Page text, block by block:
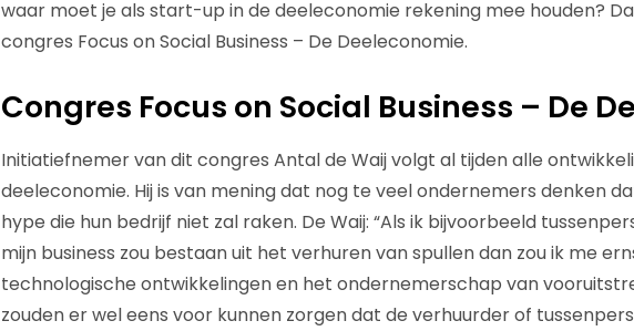
waar moet je als start-up in de deeleconomie rekening mee houden?
congres Focus on Social Business – De Deeleconomie.
Congres Focus on Social Business – De
Initiatiefnemer van dit congres Antal de Waij volgt al tijden alle
deeleconomie. Hij is van mening dat nog te veel ondernemers denken
hype die hun bedrijf niet zal raken. De Waij: “Als ik bijvoorbeeld
mijn business zou bestaan uit het verhuren van spullen dan zou ik me
technologische ontwikkelingen en het ondernemerschap van
zouden er wel eens voor kunnen zorgen dat de verhuurder of